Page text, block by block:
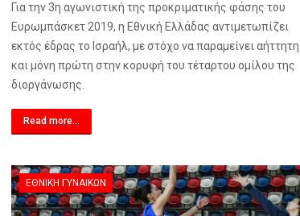
Για την 3η αγωνιστική της προκριματικής φάσης του
Ευρωμπάσκετ 2019, η Εθνική Ελλάδας αντιμετωπίζει
εκτός έδρας το Ισραήλ, με στόχο να παραμείνει αήττητη
και μόνη πρώτη στην κορυφή του τέταρτου ομίλου της
διοργάνωσης.
Read more...
ΕΘΝΙΚΉ ΓΥΝΑΙΚΏΝ